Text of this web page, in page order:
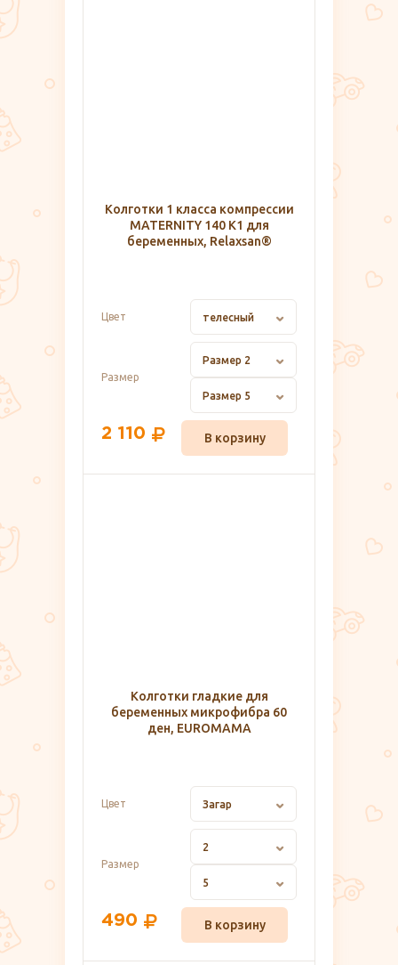
Колготки 1 класса компрессии
MATERNITY 140 K1 для
беременных, Relaxsan®
Цвет телесный
Размер
Размер 2
Размер 5
2 110 В корзину
Колготки гладкие для
беременных микрофибра 60
ден, EUROMAMA
Цвет Загар
Размер
2
5
490 В корзину